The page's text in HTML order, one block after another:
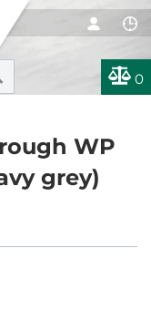
0
WP
grey)